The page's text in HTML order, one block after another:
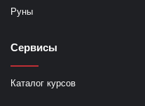
Руны
Сервисы
Каталог курсов